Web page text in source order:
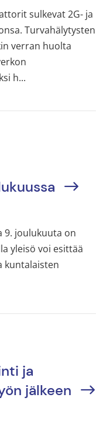
sulkevat 2G- ja
Turvahälytysten
verran huolta
h...
9. joulukuuta on
yleisö voi esittää
kuntalaisten
ja
jälkeen